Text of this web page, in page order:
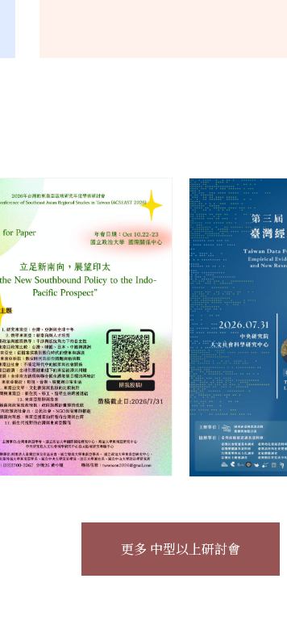
更多 中型以上研討會